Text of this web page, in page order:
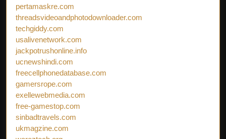
pertamaskre.com
threadsvideoandphotodownloader.com
techgiddy.com
usalivenetwork.com
jackpotrushonline.info
ucnewshindi.com
freecellphonedatabase.com
gamersrope.com
exellewebmedia.com
free-gamestop.com
sinbadtravels.com
ukmagzine.com